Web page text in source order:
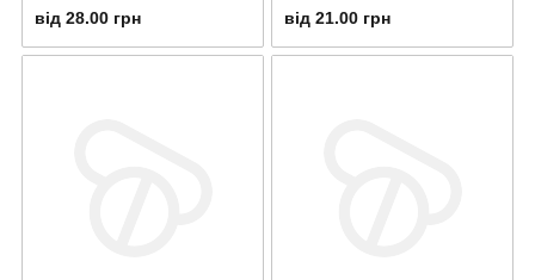
від 28.00 грн від 21.00 грн